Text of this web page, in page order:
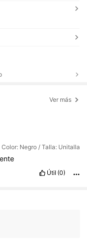
Ver más
Color: Negro / Talla: Unitalla
Útil (0)